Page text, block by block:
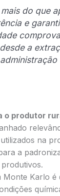
do que
e
a
o produtor
na
a
Karlo é